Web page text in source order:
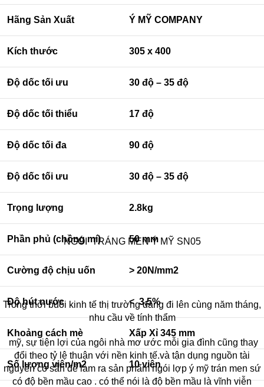
Hãng Sản Xuất Ý MỸ COMPANY
Kích thước 305 x 400
Độ dốc tối ưu 30 độ – 35 độ
Độ dốc tối thiểu 17 độ
Độ dốc tối đa 90 độ
Độ dốc tối ưu 30 độ – 35 độ
Trọng lượng 2.8kg
Phần phủ (chồng mí) 50 mm
Cường độ chịu uốn > 20N/mm2
Độ hút nước < 3,5%
Khoảng cách mè Xấp Xỉ 345 mm
Số lượng viên/m2 10 viên
NGÓI TRÁNG MEN Ý MỸ SN05
Trong thời buổi kinh tế thị trường đang đi lên cùng năm tháng,
nhu cầu về tính thẩm
mỹ, sự tiện lợi của ngôi nhà mơ ước mỗi gia đình cũng thay
đổi theo tỷ lệ thuận với nền kinh tế.và tận dụng nguồn tài
nguyên có sẳn để làm ra sản phẩm ngói lợp ý mỹ trán men sứ
có độ bền mầu cao . có thể nói là độ bền mầu là vĩnh viễn